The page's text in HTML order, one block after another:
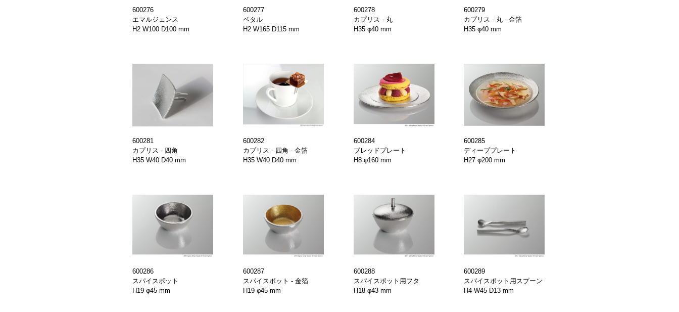
600276
エマルジェンス
H2 W100 D100 mm
600277
ペタル
H2 W165 D115 mm
600278
カプリス - 丸
H35 φ40 mm
600279
カプリス - 丸 - 金箔
H35 φ40 mm
600281
カプリス - 四角
H35 W40 D40 mm
600282
カプリス - 四角 - 金箔
H35 W40 D40 mm
600284
ブレッドプレート
H8 φ160 mm
600285
ディーププレート
H27 φ200 mm
600286
スパイスポット
H19 φ45 mm
600287
スパイスポット - 金箔
H19 φ45 mm
600288
スパイスポット用フタ
H18 φ43 mm
600289
スパイスポット用スプーン
H4 W45 D13 mm